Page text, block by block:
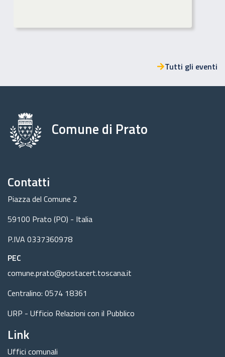
Tutti gli eventi
Comune di Prato
Contatti
Piazza del Comune 2
59100 Prato (PO) - Italia
P.IVA 0337360978
PEC
comune.prato@postacert.toscana.it
Centralino: 0574 18361
URP - Ufficio Relazioni con il Pubblico
Link
Uffici comunali